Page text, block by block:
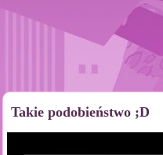
Takie podobieństwo ;D